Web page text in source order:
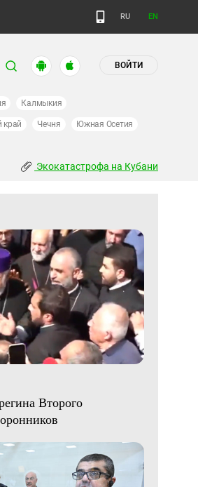
RU EN
ВОЙТИ
Калмыкия
край Чечня Южная Осетия
Экокатастрофа на Кубани
Второго